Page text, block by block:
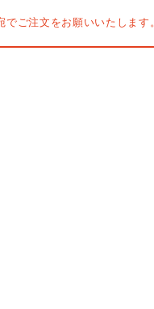
ご注文をお願いいたします。